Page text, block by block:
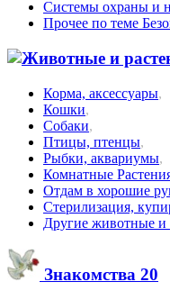
Системы охраны и
Прочее по теме
Корма, аксессуары,
Кошки,
Собаки,
Птицы, птенцы,
Рыбки, аквариумы,
Комнатные
Отдам в хорошие
Стерилизация,
Другие животные и
Знакомства 20